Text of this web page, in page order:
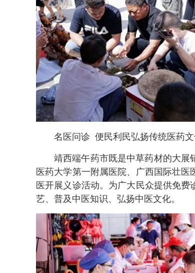
名医问诊 便民利民弘扬传统医药
靖西端午药市既是中草药材的大展
医药大学第一附属医院、广西国际壮
医开展义诊活动。为广大民众提供免
艺、普及中医知识、弘扬中医文化。